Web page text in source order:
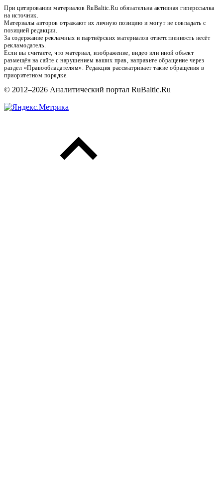
При цитировании материалов RuBaltic.Ru обязательна активная гиперссылка
на источник.
Материалы авторов отражают их личную позицию и могут не совпадать с
позицией редакции.
За содержание рекламных и партнёрских материалов ответственность несёт
рекламодатель.
Если вы считаете, что материал, изображение, видео или иной объект
размещён на сайте с нарушением ваших прав, направьте обращение через
раздел «Правообладателям». Редакция рассматривает такие обращения в
приоритетном порядке.
© 2012–2026 Аналитический портал RuBaltic.Ru